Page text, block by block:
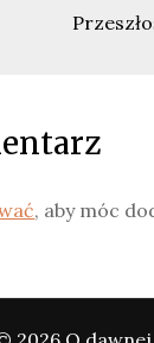
, aby móc